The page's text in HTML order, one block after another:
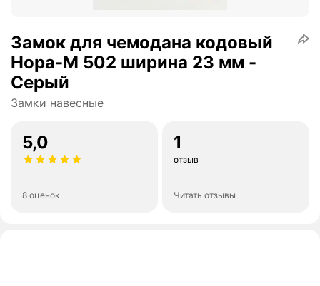
Замок для чемодана кодовый
Нора-М 502 ширина 23 мм -
Серый
Замки навесные
5,0
8 оценок
1
отзыв
Читать отзывы